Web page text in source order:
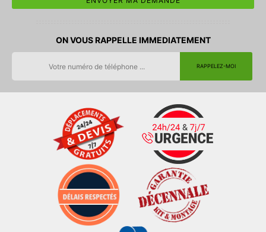
ON VOUS RAPPELLE IMMEDIATEMENT